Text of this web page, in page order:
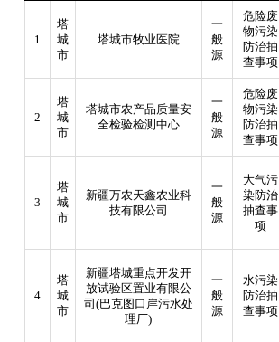
1
塔
城
市
塔城市牧业医院
一
般
源
危险废
物污染
防治抽
查事项
2
塔
城
市
塔城市农产品质量安
全检验检测中心
一
般
源
危险废
物污染
防治抽
查事项
3
塔
城
市
新疆万农天鑫农业科
技有限公司
一
般
源
大气污
染防治
抽查事
项
4
塔
城
市
新疆塔城重点开发开
放试验区置业有限公
司(巴克图口岸污水处
理厂)
一
般
源
水污染
防治抽
查事项